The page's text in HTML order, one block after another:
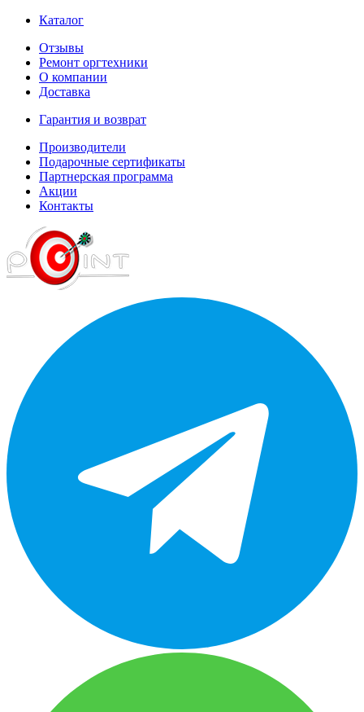
Каталог
Отзывы
Ремонт оргтехники
О компании
Доставка
Гарантия и возврат
Производители
Подарочные сертификаты
Партнерская программа
Акции
Контакты